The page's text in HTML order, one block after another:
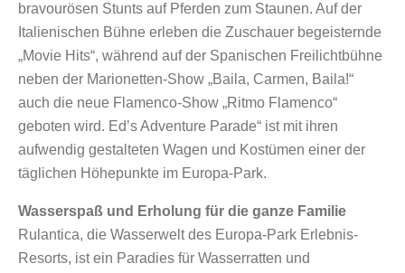
bravourösen Stunts auf Pferden zum Staunen. Auf der
Italienischen Bühne erleben die Zuschauer begeisternde
„Movie Hits“, während auf der Spanischen Freilichtbühne
neben der Marionetten-Show „Baila, Carmen, Baila!“
auch die neue Flamenco-Show „Ritmo Flamenco“
geboten wird. Ed’s Adventure Parade“ ist mit ihren
aufwendig gestalteten Wagen und Kostümen einer der
täglichen Höhepunkte im Europa-Park.
Wasserspaß und Erholung für die ganze Familie
Rulantica, die Wasserwelt des Europa-Park Erlebnis-
Resorts, ist ein Paradies für Wasserratten und